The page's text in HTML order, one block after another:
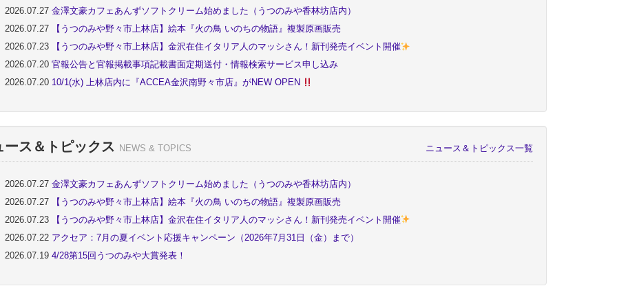
2026.07.27 金澤文豪カフェあんずソフトクリーム始めました（うつのみや香林坊店内）
2026.07.27
【うつのみや野々市上林店】絵本『火の鳥 いのちの物語』複製原画販売
2026.07.23
【うつのみや野々市上林店】金沢在住イタリア人のマッシさん！新刊発売イベント開催
2026.07.20 官報公告と官報掲載事項記載書面定期送付・情報検索サービス申し込み
2026.07.20 10/1(水) 上林店内に『ACCEA金沢南野々市店』がNEW OPEN
ニュース＆トピックス一覧
ース＆トピックス NEWS & TOPICS
2026.07.27 金澤文豪カフェあんずソフトクリーム始めました（うつのみや香林坊店内）
2026.07.27
【うつのみや野々市上林店】絵本『火の鳥 いのちの物語』複製原画販売
2026.07.23
【うつのみや野々市上林店】金沢在住イタリア人のマッシさん！新刊発売イベント開催
2026.07.22 アクセア：7月の夏イベント応援キャンペーン（2026年7月31日（金）まで）
2026.07.19 4/28第15回うつのみや大賞発表！